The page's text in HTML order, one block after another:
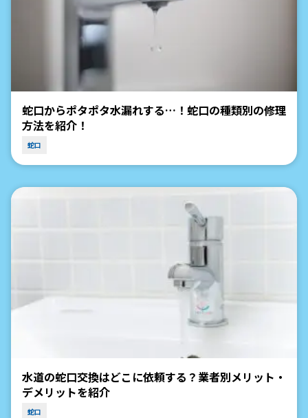
蛇口からポタポタ水漏れする…！蛇口の種類別の修理
方法を紹介！
蛇口
水道の蛇口交換はどこに依頼する？業者別メリット・
デメリットを紹介
蛇口